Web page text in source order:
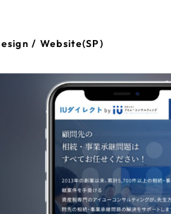
/ Website(SP)